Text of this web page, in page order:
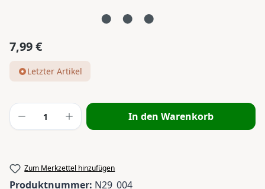
Regulärer Preis:
7,99 €
Letzter Artikel
Produkt Anzahl: Gib den gewünschten
In den Warenkorb
Zum Merkzettel hinzufügen
Produktnummer: N29_004